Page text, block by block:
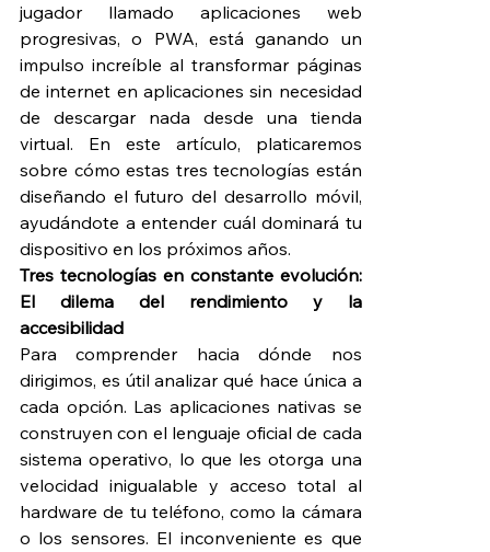
jugador llamado aplicaciones web
progresivas, o PWA, está ganando un
impulso increíble al transformar páginas
de internet en aplicaciones sin necesidad
de descargar nada desde una tienda
virtual. En este artículo, platicaremos
sobre cómo estas tres tecnologías están
diseñando el futuro del desarrollo móvil,
ayudándote a entender cuál dominará tu
dispositivo en los próximos años.
Tres tecnologías en constante evolución:
El dilema del rendimiento y la
accesibilidad
Para comprender hacia dónde nos
dirigimos, es útil analizar qué hace única a
cada opción. Las aplicaciones nativas se
construyen con el lenguaje oficial de cada
sistema operativo, lo que les otorga una
velocidad inigualable y acceso total al
hardware de tu teléfono, como la cámara
o los sensores. El inconveniente es que